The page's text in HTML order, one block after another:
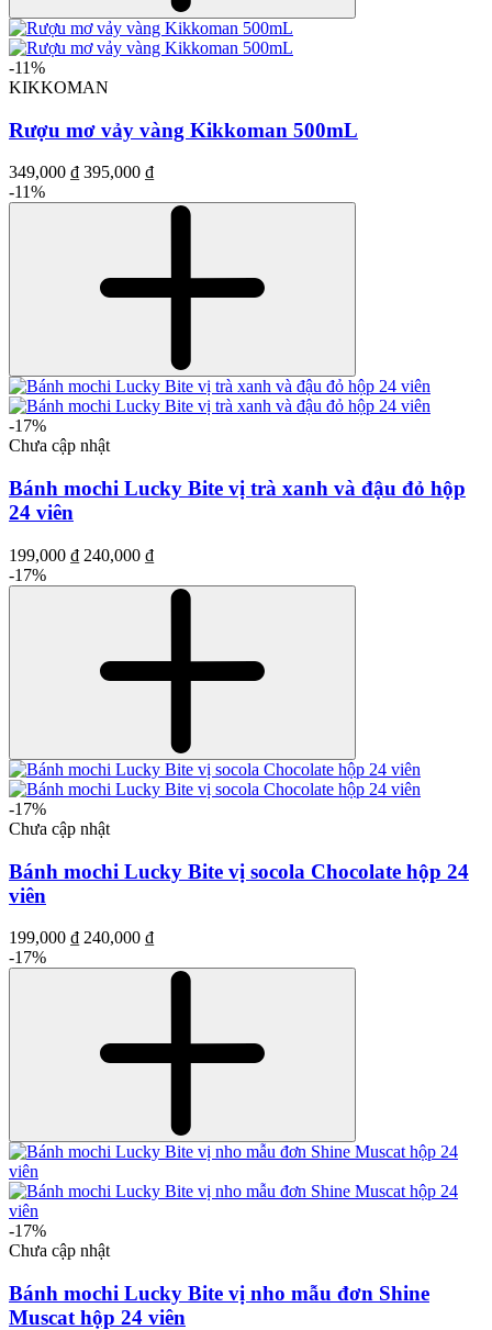
-11%
KIKKOMAN
Rượu mơ vảy vàng Kikkoman 500mL
349,000 ₫ 395,000 ₫
-11%
-17%
Chưa cập nhật
Bánh mochi Lucky Bite vị trà xanh và đậu đỏ hộp
24 viên
199,000 ₫ 240,000 ₫
-17%
-17%
Chưa cập nhật
Bánh mochi Lucky Bite vị socola Chocolate hộp 24
viên
199,000 ₫ 240,000 ₫
-17%
-17%
Chưa cập nhật
Bánh mochi Lucky Bite vị nho mẫu đơn Shine
Muscat hộp 24 viên